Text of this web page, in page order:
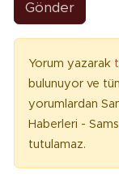
Gönder
Yorum yazarak
bulunuyor ve
yorumlardan
Haberleri -
tutulamaz.